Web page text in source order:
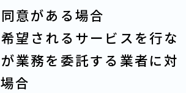
意がある場合
望されるサービスを行な
業務を委託する業者に対
合